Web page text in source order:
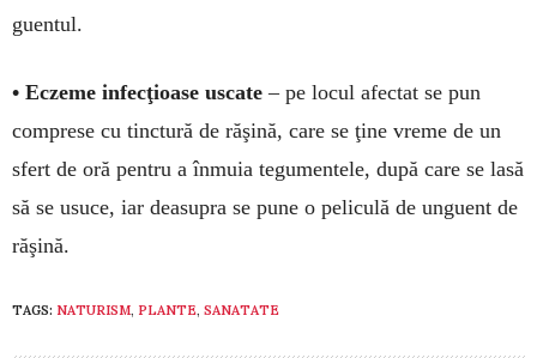
guentul.
• Eczeme infecţioase usca­te – pe locul afectat se pun
com­prese cu tinctură de răşi­nă, care se ţine vreme de un
sfert de oră pentru a înmuia te­gumentele, după care se lasă
să se usuce, iar dea­su­pra se pune o pe­li­culă de unguent de
ră­şină.
TAGS: NATURISM, PLANTE, SANATATE